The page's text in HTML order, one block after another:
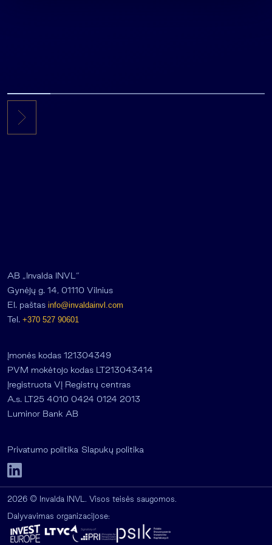
AB „Invalda INVL“
Gynėjų g. 14, 01110 Vilnius
El. paštas info@invaldainvl.com
Tel. +370 527 90601
Įmonės kodas 121304349
PVM mokėtojo kodas LT213043414
Įregistruota VĮ Registrų centras
A.s. LT25 4010 0424 0124 2013
Luminor Bank AB
Privatumo politika Slapukų politika
2026 © Invalda INVL. Visos teisės saugomos.
Dalyvavimas organizacijose: